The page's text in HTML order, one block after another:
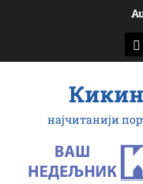
најчитанији